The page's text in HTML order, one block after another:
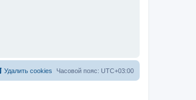
Часовой пояс: UTC+03:00
Удалить cookies